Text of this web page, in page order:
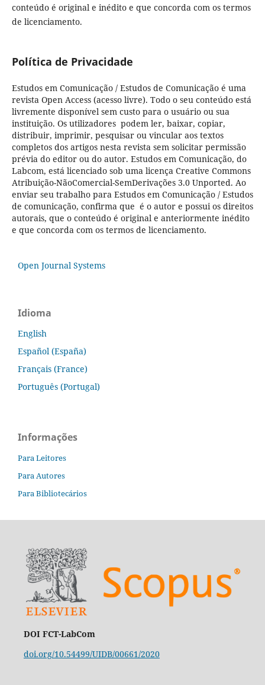
conteúdo é original e inédito e que concorda com os termos
de licenciamento.
Política de Privacidade
Estudos em Comunicação / Estudos de Comunicação é uma
revista Open Access (acesso livre). Todo o seu conteúdo está
livremente disponível sem custo para o usuário ou sua
instituição. Os utilizadores podem ler, baixar, copiar,
distribuir, imprimir, pesquisar ou vincular aos textos
completos dos artigos nesta revista sem solicitar permissão
prévia do editor ou do autor. Estudos em Comunicação, do
Labcom, está licenciado sob uma licença Creative Commons
Atribuição-NãoComercial-SemDerivações 3.0 Unported. Ao
enviar seu trabalho para Estudos em Comunicação / Estudos
de comunicação, confirma que é o autor e possui os direitos
autorais, que o conteúdo é original e anteriormente inédito
e que concorda com os termos de licenciamento.
Open Journal Systems
Idioma
English
Español (España)
Français (France)
Português (Portugal)
Informações
Para Leitores
Para Autores
Para Bibliotecários
DOI FCT-LabCom
doi.org/10.54499/UIDB/00661/2020